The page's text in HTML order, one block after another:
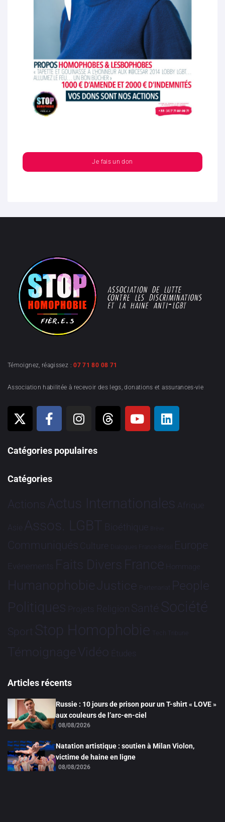
Je fais un don
Témoignez, réagissez :07 71 80 08 71
Association habilitée à recevoir des legs, donations et assurances-vie
Catégories populaires
Catégories
Actions Actus Internationales Afrique
Asie Assos. LGBT Bioéthique Brève
Communiqués Culture Dialogues France-Brésil Europe
Evénements Faits Divers France Hommage
HumanophobieJustice Partenariat People
Politiques Projets Religion Santé Société
Sport Stop Homophobie Tech Tribune
TémoignageVidéo Études
Articles récents
Russie : 10 jours de prison pour un T-shirt « LOVE »
aux couleurs de l’arc-en-ciel
08/08/2026
Natation artistique : soutien à Milan Violon,
victime de haine en ligne
08/08/2026